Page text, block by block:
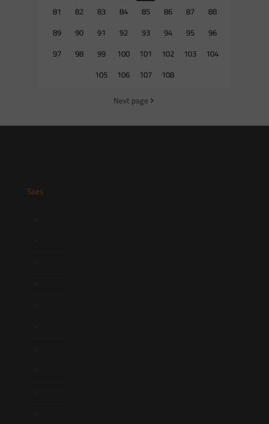
81
82 83 84 85 86 87
88
89
90 91 92 93 94 95
96
97
98 99 100 101 102 103
104
105
106 107 108
Next page
Saes